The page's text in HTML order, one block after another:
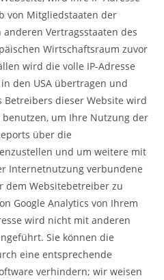
von Mitgliedstaaten der
Vertragsstaaten des
Wirtschaftsraum zuvor
wird die volle IP-Adresse
den USA übertragen und
dieser Website wird
um Ihre Nutzung der
über die
und um weitere mit
Internetnutzung verbundene
dem Websitebetreiber zu
Google Analytics von Ihrem
wird nicht mit anderen
Sie können die
eine entsprechende
verhindern; wir weisen